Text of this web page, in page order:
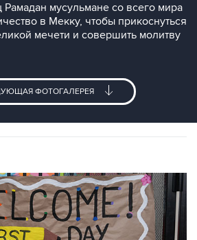
мусульмане со всего мира
в Мекку, чтобы прикоснуться
мечети и совершить молитву
ФОТОГАЛЕРЕЯ